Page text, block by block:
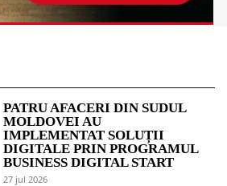
PATRU AFACERI DIN SUDUL
MOLDOVEI AU
IMPLEMENTAT SOLUȚII
DIGITALE PRIN PROGRAMUL
BUSINESS DIGITAL START
27 jul 2026